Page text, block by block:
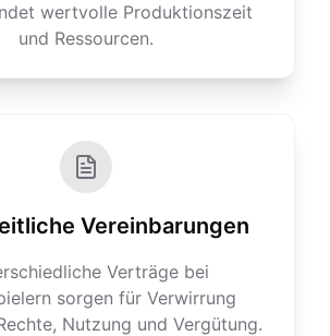
wertvolle Produktionszeit
und Ressourcen.
Vereinbarungen
Verträge bei
sorgen für Verwirrung
Nutzung und Vergütung.